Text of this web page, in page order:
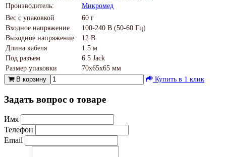
Производитель:
Микромед
Вес с упаковкой
60 г
Входное напряжение
100-240 В (50-60 Гц)
Выходное напряжение
12 В
Длина кабеля
1.5 м
Под разъем
6.5 Jack
Размер упаковки
70х65х65 мм
В корзину
Купить в 1 клик
Задать вопрос о товаре
Имя
Телефон
Email